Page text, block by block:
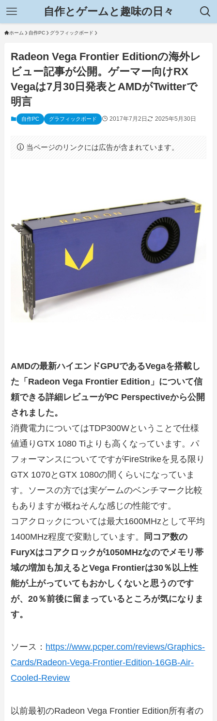
自作とゲームと趣味の日々
ホーム 自作PC グラフィックボード
Radeon Vega Frontier Editionの海外レ
ビュー記事が公開。ゲーマー向けRX
Vegaは7月30日発表とAMDがTwitterで
明言
自作PC グラフィックボード 2017年7月2日 2025年5月30日
当ページのリンクには広告が含まれています。
AMDの最新ハイエンドGPUであるVegaを搭載し
た「Radeon Vega Frontier Edition」について信
頼できる詳細レビューがPC Perspectiveから公開
されました。
消費電力についてはTDP300Wということで仕様
値通りGTX 1080 Tiよりも高くなっています。パ
フォーマンスについてですがFireStrikeを見る限り
GTX 1070とGTX 1080の間くらいになっていま
す。ソースの方では実ゲームのベンチマーク比較
もありますが概ねそんな感じの性能です。
コアクロックについては最大1600MHzとして平均
1400MHz程度で変動しています。
同コア数の
FuryXはコアクロックが1050MHzなのでメモリ帯
域の増加も加えるとVega Frontierは30％以上性
能が上がっていてもおかしくないと思うのです
が、20％前後に留まっているところが気になりま
す。
ソース： https://www.pcper.com/reviews/Graphics-
Cards/Radeon-Vega-Frontier-Edition-16GB-Air-
Cooled-Review
以前最初のRadeon Vega Frontier Edition所有者の